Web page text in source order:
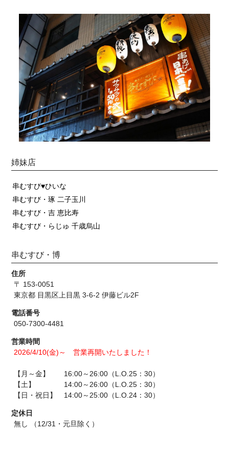
姉妹店
串むすび♥ひいな
串むすび・琢 二子玉川
串むすび・吉 恵比寿
串むすび・らじゅ 千歳烏山
串むすび・博
住所
〒 153-0051
東京都 目黒区上目黒 3-6-2 伊藤ビル2F
電話番号
050-7300-4481
営業時間
2026/4/10(金)～ 営業再開いたしました！
【月～金】 16:00～26:00（L.O.25：30）
【土】 14:00～26:00（L.O.25：30）
【日・祝日】 14:00～25:00（L.O.24：30）
定休日
無し （12/31・元旦除く）